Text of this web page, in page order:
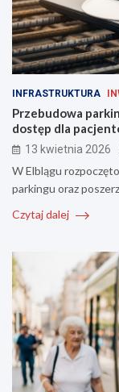
INFRASTRUKTURA
Przebudowa
dostęp dla
13 kwietnia 2026
W Elblągu
parkingu oraz
Czytaj dalej